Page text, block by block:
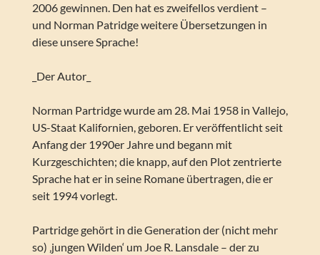
2006 gewinnen. Den hat es zweifellos verdient –
und Norman Patridge weitere Übersetzungen in
diese unsere Sprache!
_Der Autor_
Norman Partridge wurde am 28. Mai 1958 in Vallejo,
US-Staat Kalifornien, geboren. Er veröffentlicht seit
Anfang der 1990er Jahre und begann mit
Kurzgeschichten; die knapp, auf den Plot zentrierte
Sprache hat er in seine Romane übertragen, die er
seit 1994 vorlegt.
Partridge gehört in die Generation der (nicht mehr
so) ‚jungen Wilden‘ um Joe R. Lansdale – der zu